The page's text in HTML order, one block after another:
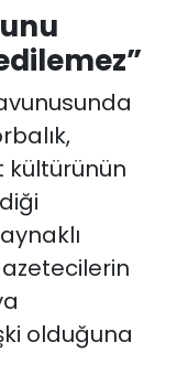
olduğuna